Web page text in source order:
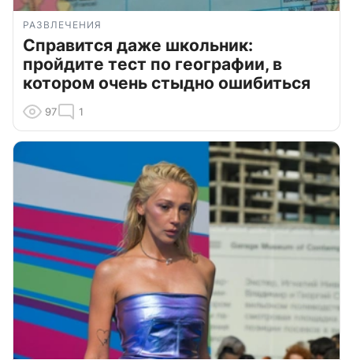
РАЗВЛЕЧЕНИЯ
Справится даже школьник:
пройдите тест по географии, в
котором очень стыдно ошибиться
97 1